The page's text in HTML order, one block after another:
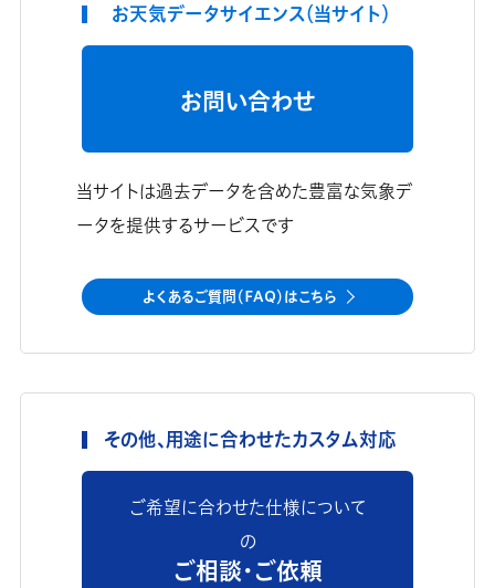
お天気データサイエンス（当サイト）
お問い合わせ
当サイトは過去データを含めた豊富な気象デ
ータを提供するサービスです
よくあるご質問（FAQ）はこちら
その他、用途に合わせたカスタム対応
ご希望に合わせた仕様について
の
ご相談・ご依頼